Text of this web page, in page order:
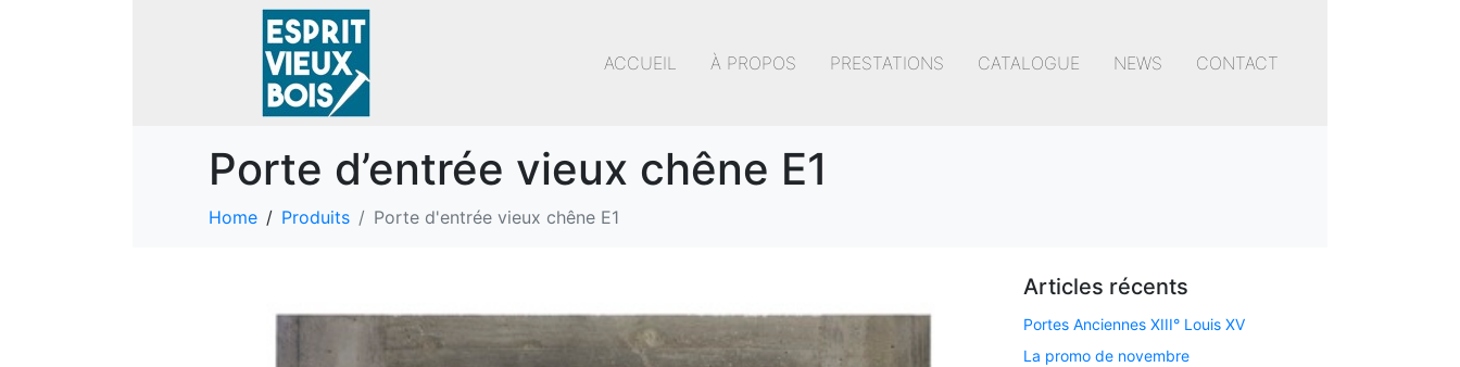
ACCUEIL À PROPOS PRESTATIONS CATALOGUE NEWS CONTACT
Porte d’entrée vieux chêne E1
Home Produits Porte d'entrée vieux chêne E1
Articles récents
Portes Anciennes XIII° Louis XV
La promo de novembre